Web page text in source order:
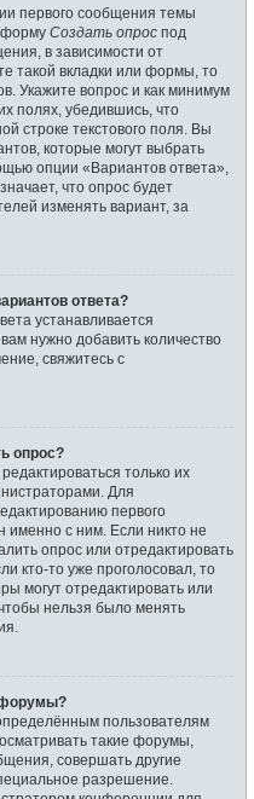
первого сообщения темы
форму Создать опрос под
в зависимости от
такой вкладки или формы, то
Укажите вопрос и как минимум
полях, убедившись, что
строке текстового поля. Вы
которые могут выбрать
опции «Вариантов ответа»,
что опрос будет
изменять вариант, за
ответа?
устанавливается
нужно добавить количество
свяжитесь с
опрос?
только их
Для
первого
именно с ним. Если никто не
опрос или отредактировать
кто-то уже проголосовал, то
могут отредактировать или
нельзя было менять
пользователям
такие форумы,
совершать другие
разрешение.